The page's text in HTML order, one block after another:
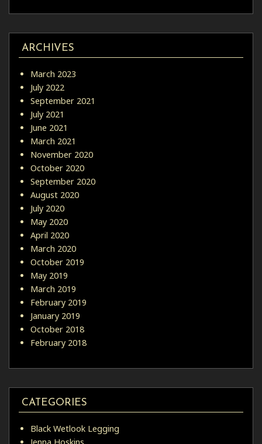
ARCHIVES
March 2023
July 2022
September 2021
July 2021
June 2021
March 2021
November 2020
October 2020
September 2020
August 2020
July 2020
May 2020
April 2020
March 2020
October 2019
May 2019
March 2019
February 2019
January 2019
October 2018
February 2018
CATEGORIES
Black Wetlook Legging